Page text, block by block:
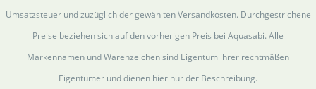
Umsatzsteuer und zuzüglich der gewählten Versandkosten. Durchgestrichene
Preise beziehen sich auf den vorherigen Preis bei Aquasabi. Alle
Markennamen und Warenzeichen sind Eigentum ihrer rechtmäßen
Eigentümer und dienen hier nur der Beschreibung.